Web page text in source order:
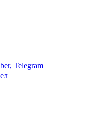
Telegram